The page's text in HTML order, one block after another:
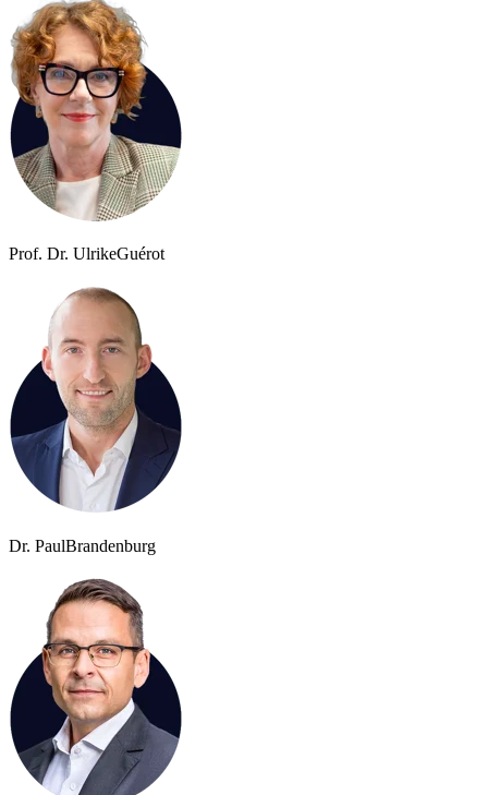
Prof. Dr. UlrikeGuérot
Dr. PaulBrandenburg